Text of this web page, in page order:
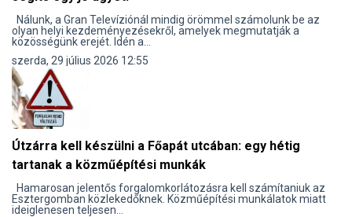
Nálunk, a Gran Televíziónál mindig örömmel számolunk be az
olyan helyi kezdeményezésekről, amelyek megmutatják a
közösségünk erejét. Idén a...
szerda, 29 július 2026 12:55
Útzárra kell készülni a Főapát utcában: egy hétig
tartanak a közműépítési munkák
Hamarosan jelentős forgalomkorlátozásra kell számítaniuk az
Esztergomban közlekedőknek. Közműépítési munkálatok miatt
ideiglenesen teljesen...